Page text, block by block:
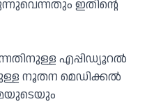
ഇതിന്റെ
എപ്പിഡ്യൂറൽ
നൂതന മെഡിക്കൽ